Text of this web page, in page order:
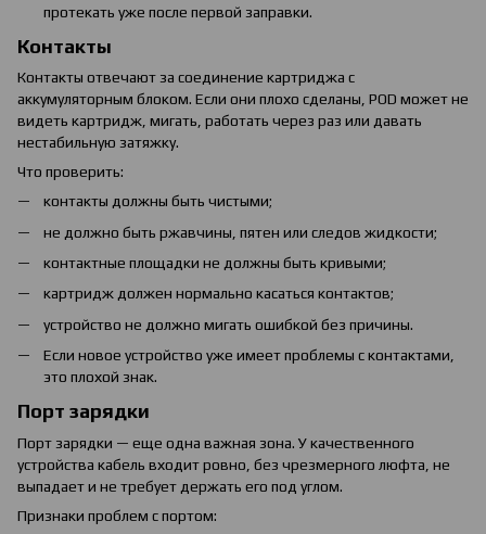
протекать уже после первой заправки.
Контакты
Контакты отвечают за соединение картриджа с
аккумуляторным блоком. Если они плохо сделаны, POD может не
видеть картридж, мигать, работать через раз или давать
нестабильную затяжку.
Что проверить:
контакты должны быть чистыми;
не должно быть ржавчины, пятен или следов жидкости;
контактные площадки не должны быть кривыми;
картридж должен нормально касаться контактов;
устройство не должно мигать ошибкой без причины.
Если новое устройство уже имеет проблемы с контактами,
это плохой знак.
Порт зарядки
Порт зарядки — еще одна важная зона. У качественного
устройства кабель входит ровно, без чрезмерного люфта, не
выпадает и не требует держать его под углом.
Признаки проблем с портом: